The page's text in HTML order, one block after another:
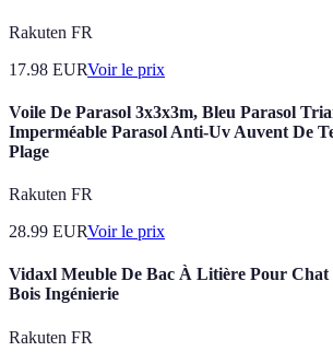
Rakuten FR
17.98 EURVoir le prix
Voile De Parasol 3x3x3m, Bleu Parasol
Imperméable Parasol Anti-Uv Auvent De
Plage
Rakuten FR
28.99 EURVoir le prix
Vidaxl Meuble De Bac À Litière Pour Chat
Bois Ingénierie
Rakuten FR